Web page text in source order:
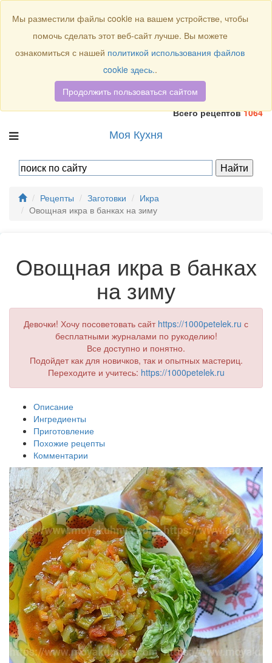
Всего рецептов1064
Моя Кухня
Рецепты Заготовки
Икра
Овощная икра в банках на зиму
Овощная икра в банках
на зиму
Девочки! Хочу посоветовать сайт https://1000petelek.ru с
бесплатными журналами по рукоделию!
Все доступно и понятно.
Подойдет как для новичков, так и опытных мастериц.
Переходите и учитесь: https://1000petelek.ru
Описание
Ингредиенты
Приготовление
Похожие рецепты
Комментарии
Мы разместили файлы cookie на вашем устройстве, чтобы
помочь сделать этот веб-сайт лучше. Вы можете
ознакомиться с нашей политикой использования файлов
cookie здесь..
Продолжить пользоваться сайтом